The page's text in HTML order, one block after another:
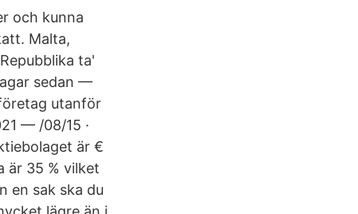
och kunna
Malta,
ta'
sedan —
utanför
— /08/15 ·
är €
är 35 % vilket
en sak ska du